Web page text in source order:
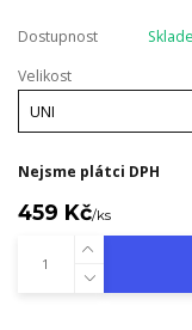
Dostupnost
Velikost
Nejsme plátci DPH
459 Kč/ks